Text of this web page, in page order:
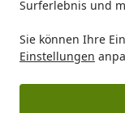
Surferlebnis und
Sie können Ihre
Einstellungen